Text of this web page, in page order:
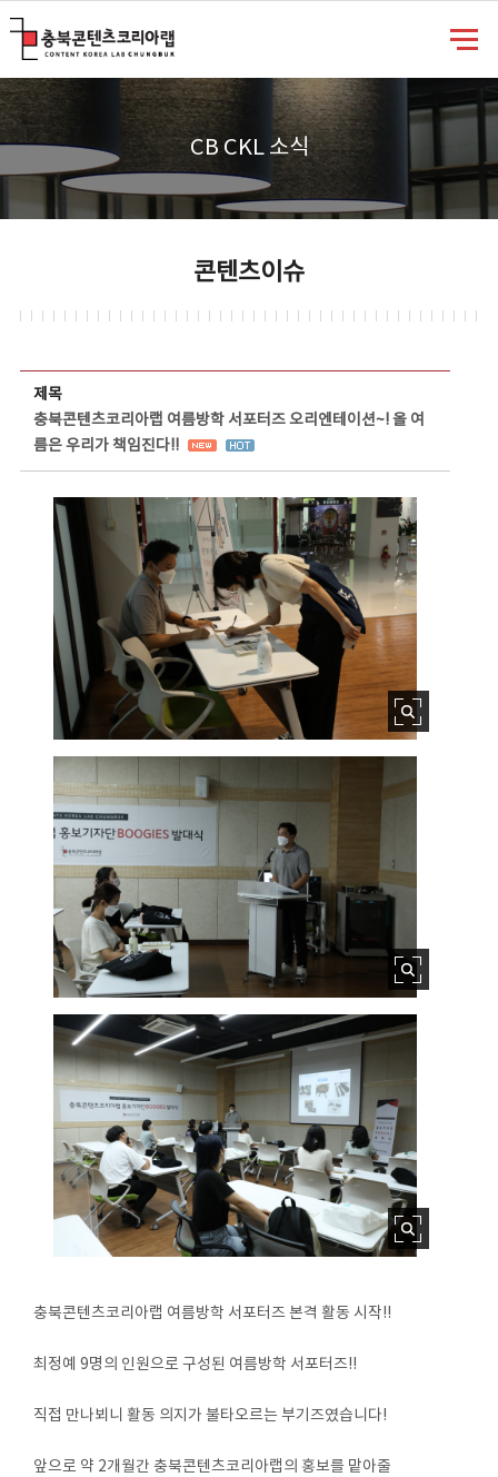
CB CKL 소식
콘텐츠이슈
제목
충북콘텐츠코리아랩 여름방학 서포터즈 오리엔테이션~! 올 여
름은 우리가 책임진다!!
충북콘텐츠코리아랩 여름방학 서포터즈 본격 활동 시작!!
최정예 9명의 인원으로 구성된 여름방학 서포터즈!!
직접 만나뵈니 활동 의지가 불타오르는 부기즈였습니다!
앞으로 약 2개월간 충북콘텐츠코리아랩의 홍보를 맡아줄